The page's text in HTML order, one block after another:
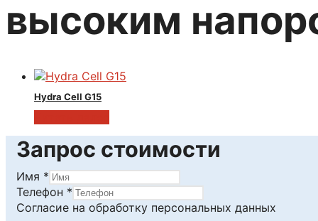
высоким
Hydra Cell G15
Запрос стоимости
Имя *
Имя
Телефон
Телефон *
Согласие на обработку персональных данных